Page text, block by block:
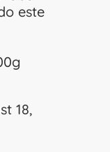
este
18,